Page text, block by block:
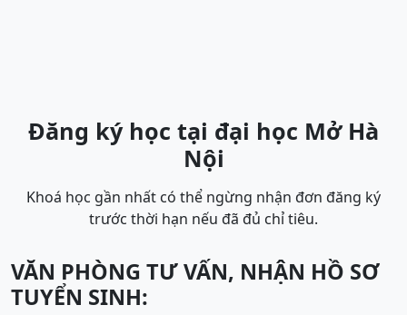
Đăng ký học tại đại học Mở Hà
Nội
Khoá học gần nhất có thể ngừng nhận đơn đăng ký
trước thời hạn nếu đã đủ chỉ tiêu.
VĂN PHÒNG TƯ VẤN, NHẬN HỒ SƠ
TUYỂN SINH: